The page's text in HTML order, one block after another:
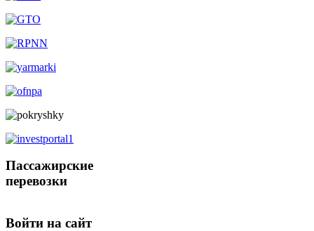
Пассажирские
перевозки
Войти на сайт